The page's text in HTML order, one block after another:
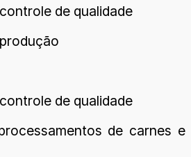
de qualidade
de qualidade
de carnes e